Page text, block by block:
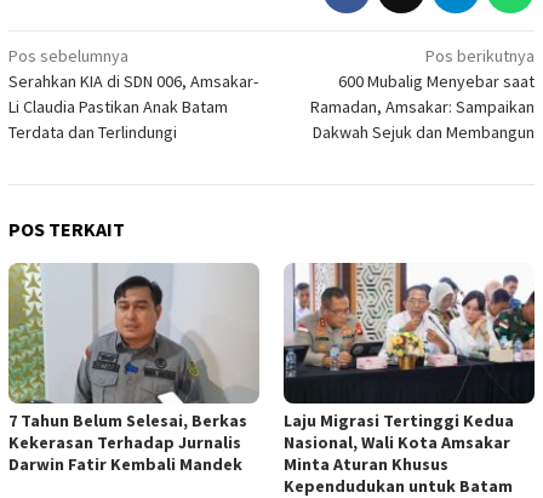
Navigasi
pos
Pos sebelumnya
Serahkan KIA di SDN 006, Amsakar-
Li Claudia Pastikan Anak Batam
Terdata dan Terlindungi
Pos berikutnya
600 Mubalig Menyebar saat
Ramadan, Amsakar: Sampaikan
Dakwah Sejuk dan Membangun
POS TERKAIT
7 Tahun Belum Selesai, Berkas
Kekerasan Terhadap Jurnalis
Darwin Fatir Kembali Mandek
Laju Migrasi Tertinggi Kedua
Nasional, Wali Kota Amsakar
Minta Aturan Khusus
Kependudukan untuk Batam